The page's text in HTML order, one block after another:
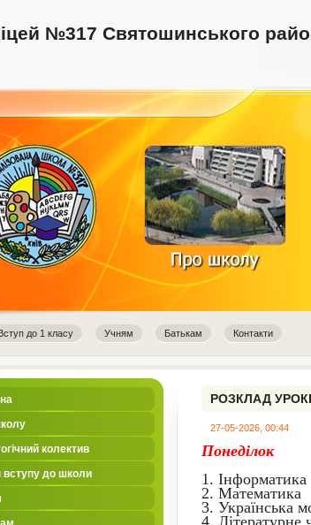
№317 Святошинського
до 1 класу Учням Батькам Контакти
колектив
вступу до школи
РОЗКЛАД
27-05-2026, 00:44
1.
2. Математика
3. Українська
4. Літературне